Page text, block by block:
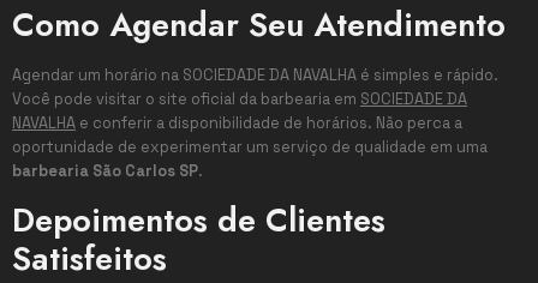
Como Agendar Seu Atendimento
Agendar um horário na SOCIEDADE DA NAVALHA é simples e rápido.
Você pode visitar o site oficial da barbearia em SOCIEDADE DA
NAVALHA e conferir a disponibilidade de horários. Não perca a
oportunidade de experimentar um serviço de qualidade em uma
barbearia São Carlos SP.
Depoimentos de Clientes
Satisfeitos